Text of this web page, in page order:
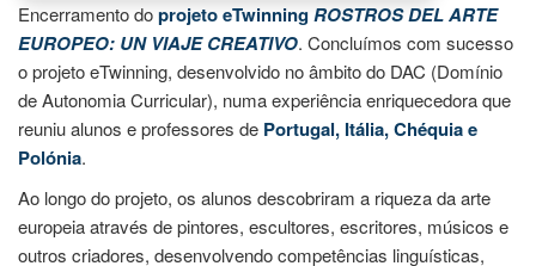
Encerramento doprojeto eTwinning ROSTROS DEL ARTE
EUROPEO: UN VIAJE CREATIVO. Concluímos com sucesso
o projeto eTwinning, desenvolvido no âmbito do DAC (Domínio
de Autonomia Curricular), numa experiência enriquecedora que
reuniu alunos e professores de Portugal, Itália, Chéquia e
Polónia.
Ao longo do projeto, os alunos descobriram a riqueza da arte
europeia através de pintores, escultores, escritores, músicos e
outros criadores, desenvolvendo competências linguísticas,